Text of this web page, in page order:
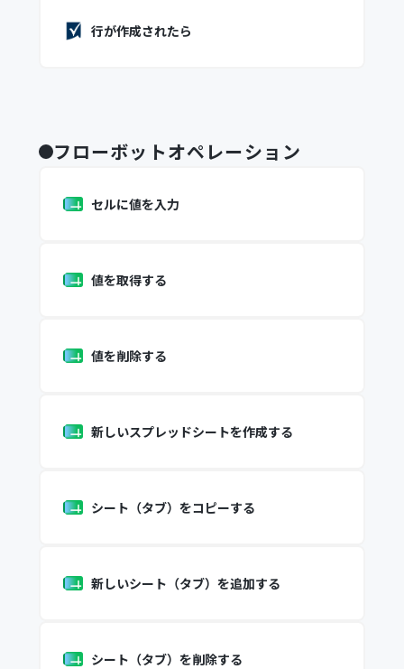
行が作成されたら
フローボットオペレーション
セルに値を入力
値を取得する
値を削除する
新しいスプレッドシートを作成する
シート（タブ）をコピーする
新しいシート（タブ）を追加する
シート（タブ）を削除する